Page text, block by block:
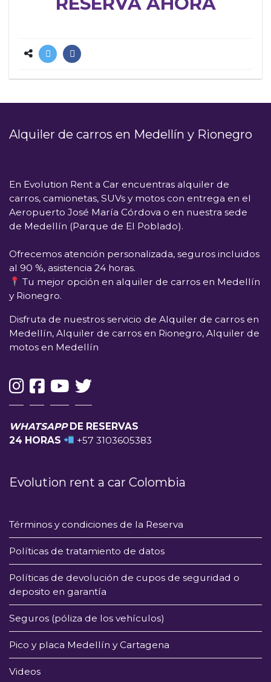
Alquiler de carros en Medellín y Rionegro
En Evolution Rent a Car encuentras alquiler de
carros, camionetas, SUVs y motos con entrega en el
Aeropuerto José María Córdova o en nuestra sede
de Medellín (Parque de El Poblado).
Ofrecemos atención personalizada, seguros incluidos
al 90 %, asistencia 24 horas.
Tu mejor opción en alquiler de carros en Medellín
y Rionegro.
Disfruta de nuestros servicio de Alquiler de carros en
Medellín, Alquiler de carros en Rionegro, Alquiler de
motos en Medellín
WHATSAPPDE RESERVAS
24 HORAS
+57 3103605383
Evolution rent a car Colombia
Términos y condiciones de la Reserva
Políticas de tratamiento de datos
Políticas de devolución de cupos de seguridad o
deposito en garantía
Seguros (póliza de los vehículos)
Pico y placa Medellín y Cartagena
Videos